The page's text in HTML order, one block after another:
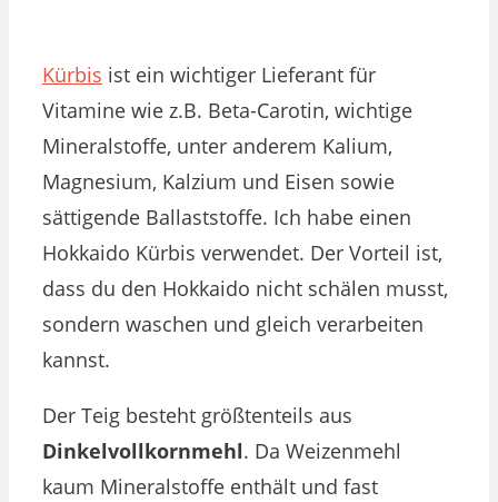
Kürbis ist ein wichtiger Lieferant für
Vitamine wie z.B. Beta-Carotin, wichtige
Mineralstoffe, unter anderem Kalium,
Magnesium, Kalzium und Eisen sowie
sättigende Ballaststoffe. Ich habe einen
Hokkaido Kürbis verwendet. Der Vorteil ist,
dass du den Hokkaido nicht schälen musst,
sondern waschen und gleich verarbeiten
kannst.
Der Teig besteht größtenteils aus
Dinkelvollkornmehl. Da Weizenmehl
kaum Mineralstoffe enthält und fast